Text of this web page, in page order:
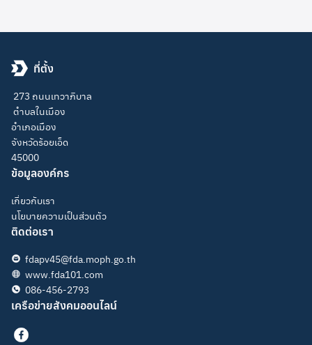
ที่ตั้ง
273 ถนนเทวาภิบาล
ตำบลในเมือง
อำเภอเมือง
จังหวัดร้อยเอ็ด
45000
ข้อมูลองค์กร
เกี่ยวกับเรา
นโยบายความเป็นส่วนตัว
ติดต่อเรา
fdapv45@fda.moph.go.th
www.fda101.com
086-456-2793
เครือข่ายสังคมออนไลน์